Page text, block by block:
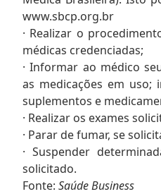
www.sbcp.org.br
· Realizar o
médicas credenciadas;
· Informar ao médico
as medicações em uso;
suplementos e
· Realizar os exames
· Parar de fumar, se
· Suspender
solicitado.
Fonte: Saúde Business